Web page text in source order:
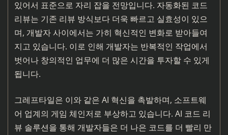
있어서 표준으로 자리 잡을 전망입니다. 자동화된 코드
리뷰는 기존 리뷰 방식보다 더욱 빠르고 실효성이 있으
며, 개발자 사이에서는 가히 혁신적인 변화로 받아들여
지고 있습니다. 이로 인해 개발자는 반복적인 작업에서
벗어나 창의적인 업무에 더 많은 시간을 투자할 수 있게
됩니다.
그레프타일은 이와 같은 AI 혁신을 촉발하며, 소프트웨
어 업계의 게임 체인저로 부상하고 있습니다. AI 코드 리
뷰 솔루션을 통해 개발자들은 더 나은 코드를 더 빨리 만